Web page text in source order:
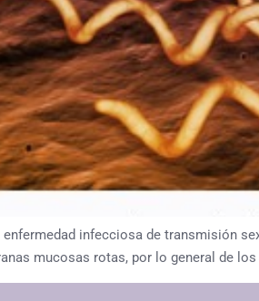
infecciosa de transmisión
mucosas rotas, por lo general de